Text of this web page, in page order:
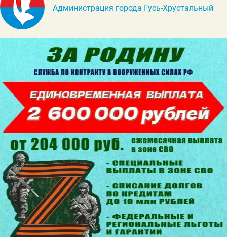
Администрация города Гусь-Хрустальный